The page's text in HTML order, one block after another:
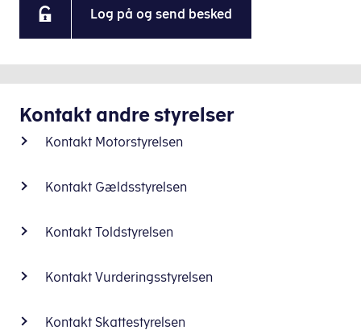
Log på og send besked
Kontakt andre styrelser
Kontakt Motorstyrelsen
Kontakt Gældsstyrelsen
Kontakt Toldstyrelsen
Kontakt Vurderingsstyrelsen
Kontakt Skattestyrelsen